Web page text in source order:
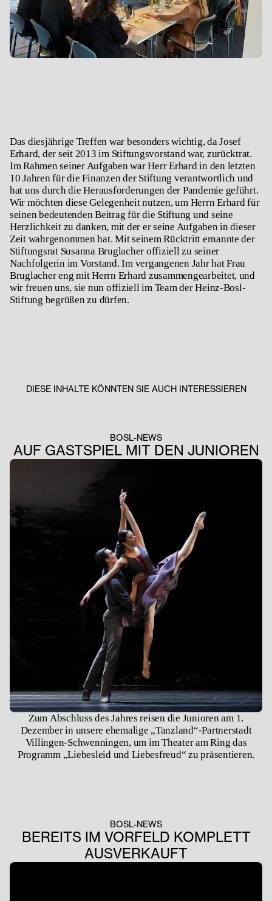
Das diesjährige Treffen war besonders wichtig, da Josef
Erhard, der seit 2013 im Stiftungsvorstand war, zurücktrat.
Im Rahmen seiner Aufgaben war Herr Erhard in den letzten
10 Jahren für die Finanzen der Stiftung verantwortlich und
hat uns durch die Herausforderungen der Pandemie geführt.
Wir möchten diese Gelegenheit nutzen, um Herrn Erhard für
seinen bedeutenden Beitrag für die Stiftung und seine
Herzlichkeit zu danken, mit der er seine Aufgaben in dieser
Zeit wahrgenommen hat. Mit seinem Rücktritt ernannte der
Stiftungsrat Susanna Bruglacher offiziell zu seiner
Nachfolgerin im Vorstand. Im vergangenen Jahr hat Frau
Bruglacher eng mit Herrn Erhard zusammengearbeitet, und
wir freuen uns, sie nun offiziell im Team der Heinz-Bosl-
Stiftung begrüßen zu dürfen.
DIESE INHALTE KÖNNTEN SIE AUCH INTERESSIEREN
BOSL-NEWS
AUF GASTSPIEL MIT DEN JUNIOREN
Zum Abschluss des Jahres reisen die Junioren am 1.
Dezember in unsere ehemalige „Tanzland“-Partnerstadt
Villingen-Schwenningen, um im Theater am Ring das
Programm „Liebesleid und Liebesfreud“ zu präsentieren.
BOSL-NEWS
BEREITS IM VORFELD KOMPLETT
AUSVERKAUFT